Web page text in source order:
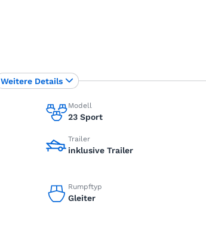
Modell
23 Sport
Trailer
inklusive Trailer
Rumpftyp
Gleiter
Weitere Details